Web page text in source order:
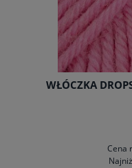
WŁÓCZKA
Cena